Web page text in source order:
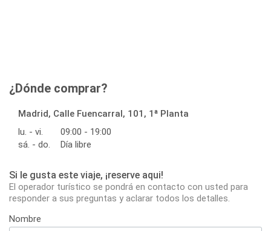
¿Dónde comprar?
Madrid, Calle Fuencarral, 101, 1ª Planta
lu. - vi.
09:00 - 19:00
sá. - do.
Día libre
Si le gusta este viaje, ¡reserve aqui!
El operador turístico se pondrá en contacto con usted para
responder a sus preguntas y aclarar todos los detalles.
Nombre